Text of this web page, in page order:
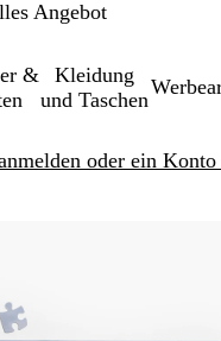
Angebot
&
Kleidung
und Taschen
oder ein Konto
Vergrößer-/